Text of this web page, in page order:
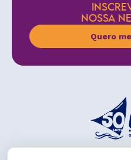
NOSSA
Quero